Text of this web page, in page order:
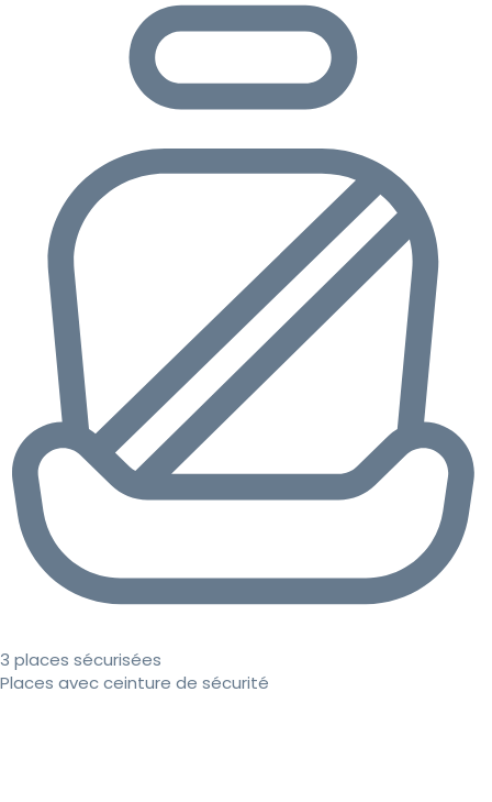
3 places sécurisées
Places avec ceinture de sécurité